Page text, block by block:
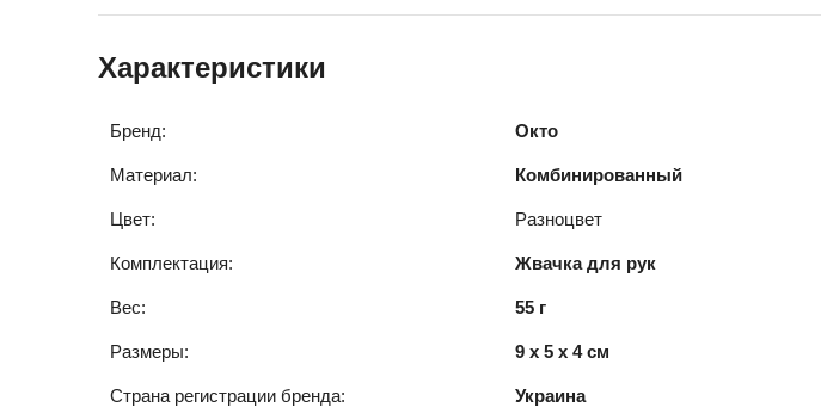
Характеристики
Бренд: Окто
Материал: Комбинированный
Цвет: Разноцвет
Комплектация: Жвачка для рук
Вес: 55 г
Размеры: 9 x 5 x 4 см
Страна регистрации бренда: Украина